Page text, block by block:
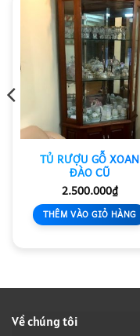
TỦ RƯỢU GỖ XOAN
ĐÀO CŨ
2.500.000₫
THÊM VÀO GIỎ HÀNG
Về chúng tôi